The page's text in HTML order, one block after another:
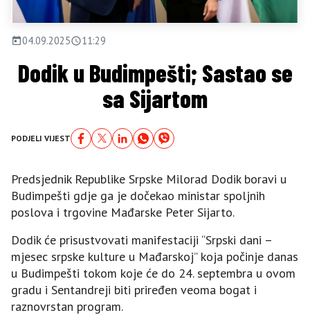
04.09.2025 11:29
Dodik u Budimpešti; Sastao se
sa Sijartom
PODJELI VIJEST
Predsjednik Republike Srpske Milorad Dodik boravi u
Budimpešti gdje ga je dočekao ministar spoljnih
poslova i trgovine Mađarske Peter Sijarto.
Dodik će prisustvovati manifestaciji “Srpski dani –
mjesec srpske kulture u Mađarskoj” koja počinje danas
u Budimpešti tokom koje će do 24. septembra u ovom
gradu i Sentandreji biti priređen veoma bogat i
raznovrstan program.